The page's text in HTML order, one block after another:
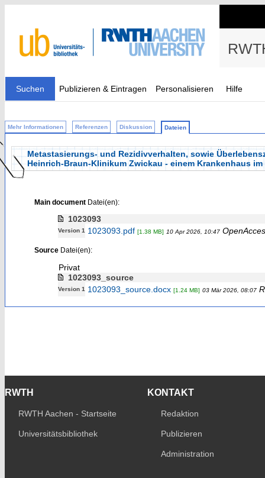
Suchen Publizieren & Eintragen Personalisieren Hilfe
Mehr Informationen Referenzen Diskussion Dateien
Metastasierungs- und Rezidivverhalten, sowie
Heinrich-Braun-Klinikum Zwickau - einem Krankenhaus
Main documentDatei(en):
1023093
Version 1 1023093.pdf [1.38 MB] 10 Apr 2026, 10:47
SourceDatei(en):
Privat
1023093_source
Version 1 1023093_source.docx [1.24 MB] 03 Mär 2026, 08:07
RWTH
RWTH Aachen - Startseite
Universitätsbibliothek
KONTAKT
Redaktion
Publizieren
Administration